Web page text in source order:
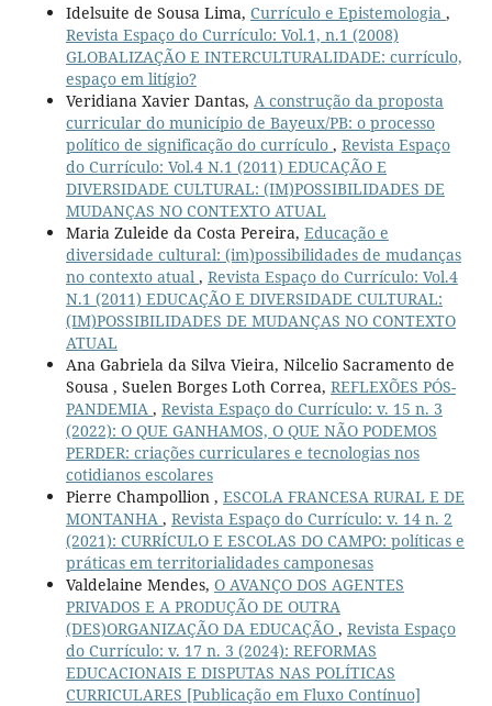
Idelsuite de Sousa Lima, Currículo e Epistemologia ,
Revista Espaço do Currículo: Vol.1, n.1 (2008)
GLOBALIZAÇÃO E INTERCULTURALIDADE: currículo,
espaço em litígio?
Veridiana Xavier Dantas, A construção da proposta
curricular do município de Bayeux/PB: o processo
político de significação do currículo , Revista Espaço
do Currículo: Vol.4 N.1 (2011) EDUCAÇÃO E
DIVERSIDADE CULTURAL: (IM)POSSIBILIDADES DE
MUDANÇAS NO CONTEXTO ATUAL
Maria Zuleide da Costa Pereira, Educação e
diversidade cultural: (im)possibilidades de mudanças
no contexto atual , Revista Espaço do Currículo: Vol.4
N.1 (2011) EDUCAÇÃO E DIVERSIDADE CULTURAL:
(IM)POSSIBILIDADES DE MUDANÇAS NO CONTEXTO
ATUAL
Ana Gabriela da Silva Vieira, Nilcelio Sacramento de
Sousa , Suelen Borges Loth Correa, REFLEXÕES PÓS-
PANDEMIA , Revista Espaço do Currículo: v. 15 n. 3
(2022): O QUE GANHAMOS, O QUE NÃO PODEMOS
PERDER: criações curriculares e tecnologias nos
cotidianos escolares
Pierre Champollion , ESCOLA FRANCESA RURAL E DE
MONTANHA , Revista Espaço do Currículo: v. 14 n. 2
(2021): CURRÍCULO E ESCOLAS DO CAMPO: políticas e
práticas em territorialidades camponesas
Valdelaine Mendes, O AVANÇO DOS AGENTES
PRIVADOS E A PRODUÇÃO DE OUTRA
(DES)ORGANIZAÇÃO DA EDUCAÇÃO , Revista Espaço
do Currículo: v. 17 n. 3 (2024): REFORMAS
EDUCACIONAIS E DISPUTAS NAS POLÍTICAS
CURRICULARES [Publicação em Fluxo Contínuo]